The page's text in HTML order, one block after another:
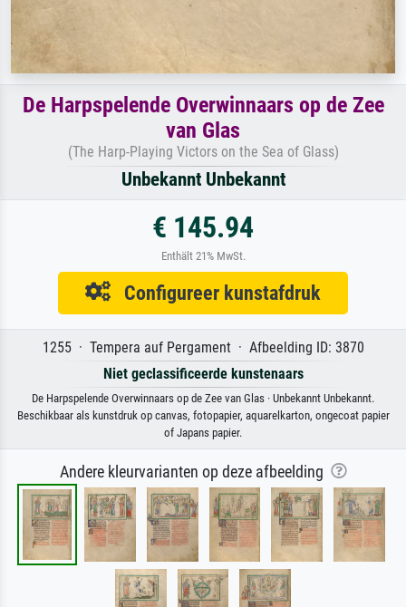
De Harpspelende Overwinnaars op de Zee
van Glas
(The Harp-Playing Victors on the Sea of Glass)
Unbekannt Unbekannt
€ 145.94
Enthält 21% MwSt.
Configureer kunstafdruk
1255 · Tempera auf Pergament · Afbeelding ID: 3870
Niet geclassificeerde kunstenaars
De Harpspelende Overwinnaars op de Zee van Glas · Unbekannt Unbekannt.
Beschikbaar als kunstdruk op canvas, fotopapier, aquarelkarton, ongecoat papier
of Japans papier.
Andere kleurvarianten op deze afbeelding